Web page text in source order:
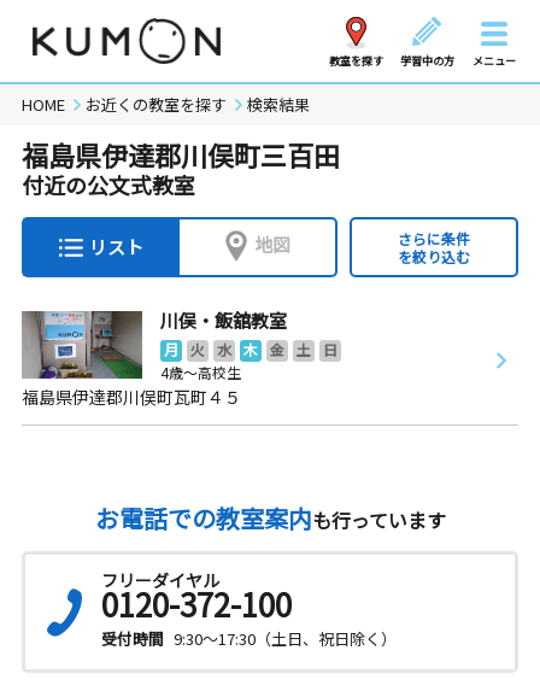
教室を探す 学習中の方 メニュー
HOME お近くの教室を探す 検索結果
福島県伊達郡川俣町三百田
付近の公文式教室
リスト 地図
さらに条件
を絞り込む
川俣・飯舘教室
月 火 水 木 金 土
日
4歳～高校生
福島県伊達郡川俣町瓦町４５
お電話での教室案内も行っています
フリーダイヤル
0120-372-100
受付時間 9:30～17:30（土日、祝日除く）